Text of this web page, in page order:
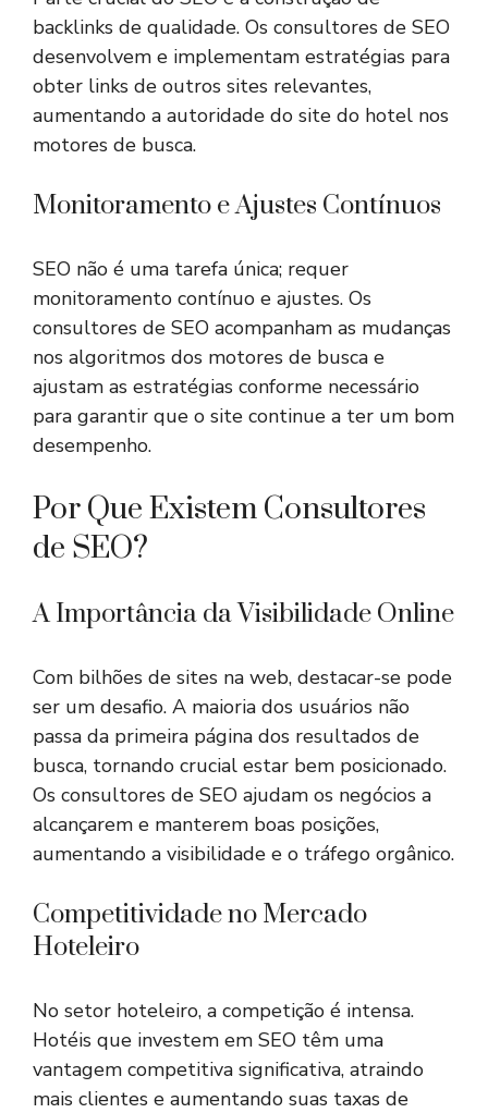
backlinks de qualidade. Os consultores de SEO
desenvolvem e implementam estratégias para
obter links de outros sites relevantes,
aumentando a autoridade do site do hotel nos
motores de busca.
Monitoramento e Ajustes Contínuos
SEO não é uma tarefa única; requer
monitoramento contínuo e ajustes. Os
consultores de SEO acompanham as mudanças
nos algoritmos dos motores de busca e
ajustam as estratégias conforme necessário
para garantir que o site continue a ter um bom
desempenho.
Por Que Existem Consultores
de SEO?
A Importância da Visibilidade Online
Com bilhões de sites na web, destacar-se pode
ser um desafio. A maioria dos usuários não
passa da primeira página dos resultados de
busca, tornando crucial estar bem posicionado.
Os consultores de SEO ajudam os negócios a
alcançarem e manterem boas posições,
aumentando a visibilidade e o tráfego orgânico.
Competitividade no Mercado
Hoteleiro
No setor hoteleiro, a competição é intensa.
Hotéis que investem em SEO têm uma
vantagem competitiva significativa, atraindo
mais clientes e aumentando suas taxas de